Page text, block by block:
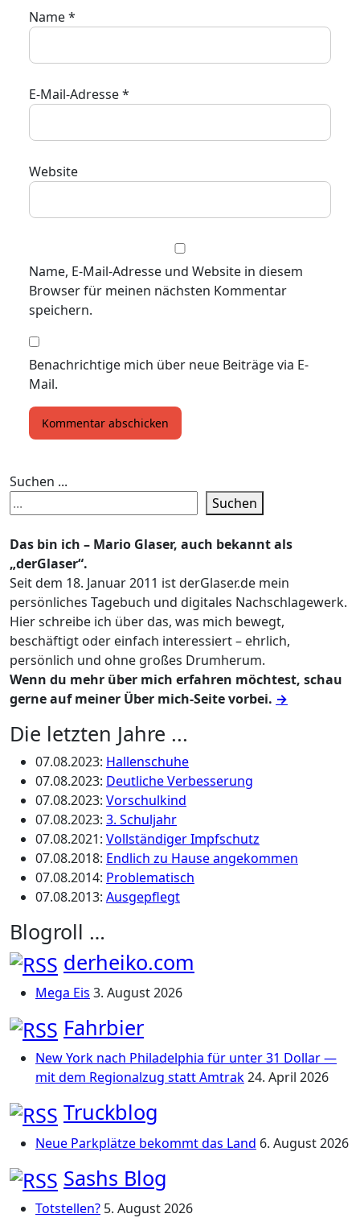
Name*
E-Mail-Adresse*
Website
Name, E-Mail-Adresse und Website in diesem
Browser für meinen nächsten Kommentar
speichern.
Benachrichtige mich über neue Beiträge via E-
Mail.
Suchen ...
Suchen
Das bin ich – Mario Glaser, auch bekannt als
„derGlaser“.
Seit dem 18. Januar 2011 ist derGlaser.de mein
persönliches Tagebuch und digitales Nachschlagewerk.
Hier schreibe ich über das, was mich bewegt,
beschäftigt oder einfach interessiert – ehrlich,
persönlich und ohne großes Drumherum.
Wenn du mehr über mich erfahren möchtest, schau
gerne auf meiner Über mich-Seite vorbei. →
Die letzten Jahre ...
07.08.2023: Hallenschuhe
07.08.2023: Deutliche Verbesserung
07.08.2023: Vorschulkind
07.08.2023: 3. Schuljahr
07.08.2021: Vollständiger Impfschutz
07.08.2018: Endlich zu Hause angekommen
07.08.2014: Problematisch
07.08.2013: Ausgepflegt
Blogroll …
derheiko.com
Mega Eis 3. August 2026
Fahrbier
New York nach Philadelphia für unter 31 Dollar —
mit dem Regionalzug statt Amtrak24. April 2026
Truckblog
Neue Parkplätze bekommt das Land 6. August 2026
Sashs Blog
Totstellen? 5. August 2026